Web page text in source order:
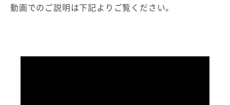
動画でのご説明は下記よりご覧ください。